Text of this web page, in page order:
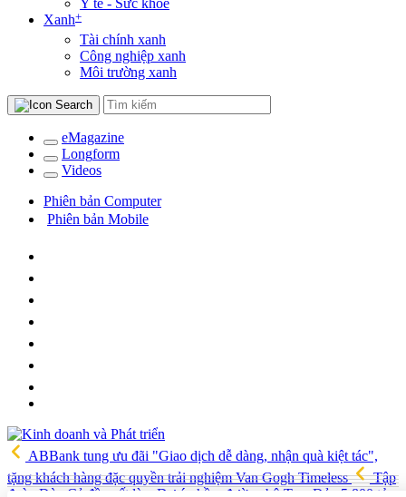
Y tế - Sức khoẻ
Xanh+
Tài chính xanh
Công nghiệp xanh
Môi trường xanh
eMagazine
Longform
Videos
Phiên bản Computer
Phiên bản Mobile
ABBank tung ưu đãi "Giao dịch dễ dàng, nhận quà kiệt tác",
tặng khách hàng đặc quyền trải nghiệm Van Gogh Timeless
Tập